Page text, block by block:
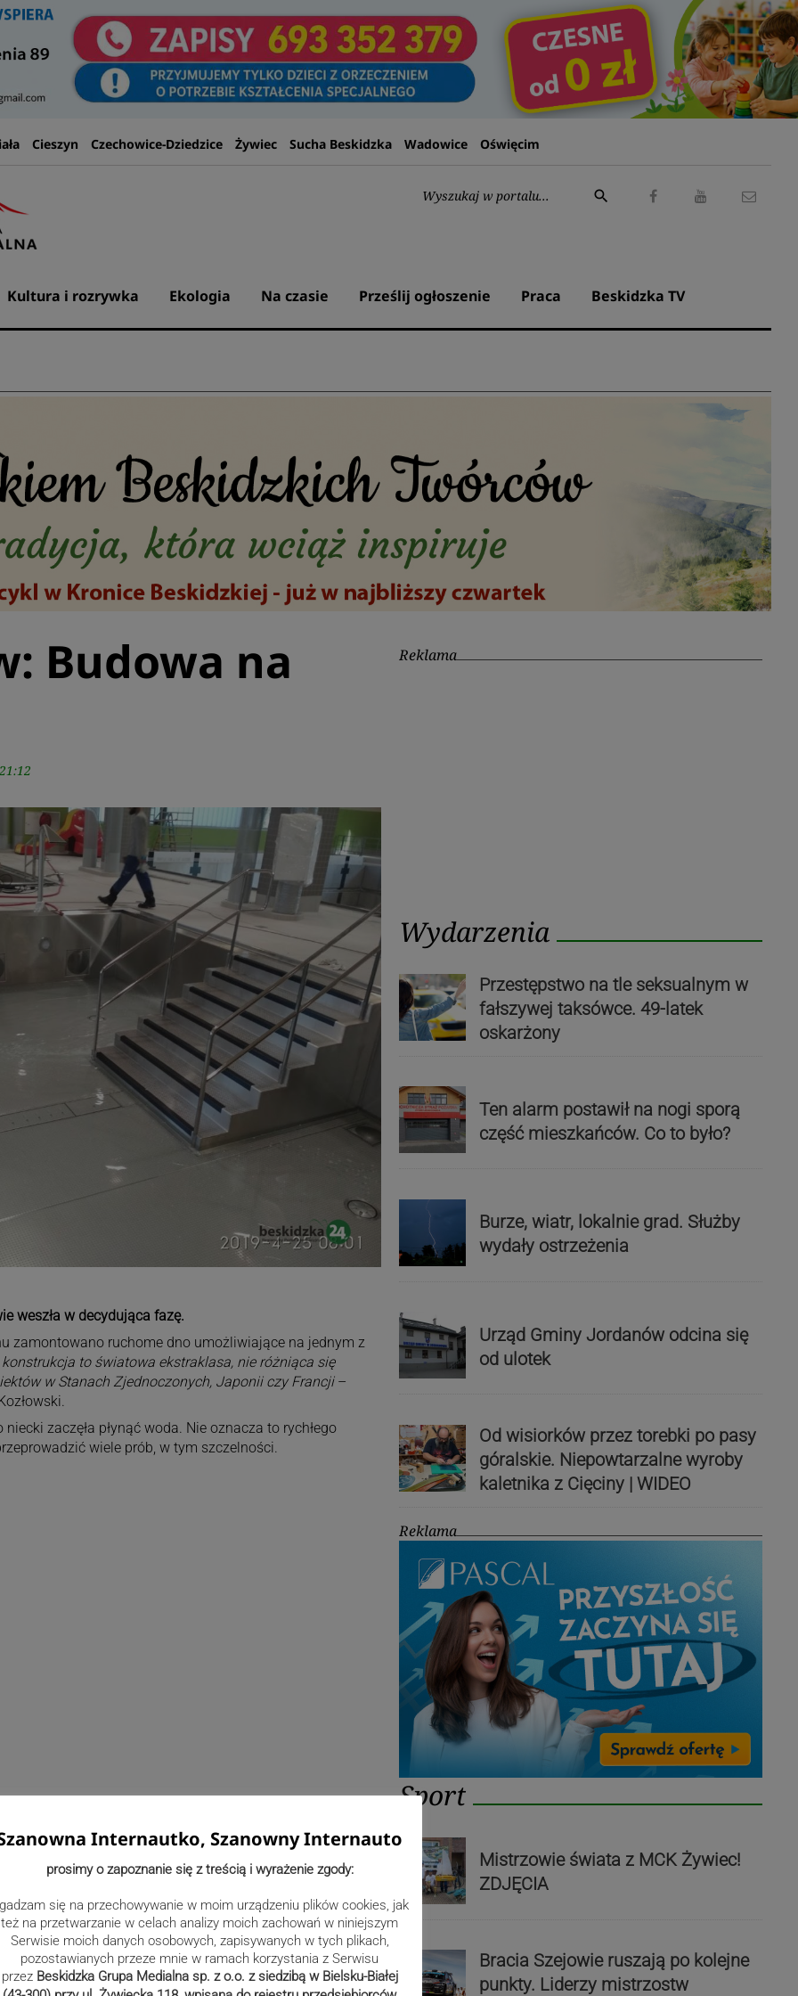
Cieszyn Czechowice-Dziedzice Żywiec Sucha Beskidzka Wadowice Oświęcim
Wyszukaj:
search
Kultura i rozrywka Ekologia Na czasie Prześlij ogłoszenie Praca Beskidzka TV
Budowa na
weszła w decydująca fazę.
zamontowano ruchome dno umożliwiające na jednym z
konstrukcja to światowa ekstraklasa, nie różniąca się
w Stanach Zjednoczonych, Japonii czy Francji–
zaczęła płynąć woda. Nie oznacza to rychłego
wiele prób, w tym szczelności.
wydaje się być niezagrożony, podobnie jak
pływalni. Budowa pochłonie ponad 28 mln zł.
Reklama
Wydarzenia
Przestępstwo na tle seksualnym w
fałszywej taksówce. 49-latek
oskarżony
Ten alarm postawił na nogi sporą
część mieszkańców. Co to było?
Burze, wiatr, lokalnie grad. Służby
wydały ostrzeżenia
Urząd Gminy Jordanów odcina się
od ulotek
Od wisiorków przez torebki po pasy
góralskie. Niepowtarzalne wyroby
kaletnika z Cięciny | WIDEO
Reklama
Sport
Mistrzowie świata z MCK Żywiec!
ZDJĘCIA
Bracia Szejowie ruszają po kolejne
punkty. Liderzy mistrzostw
Internautko, Szanowny Internauto
prosimy o zapoznanie się z treścią i wyrażenie zgody:
się na przechowywanie w moim urządzeniu plików cookies, jak
też na przetwarzanie w celach analizy moich zachowań w niniejszym
Serwisie moich danych osobowych, zapisywanych w tych plikach,
pozostawianych przeze mnie w ramach korzystania z Serwisu
przez Beskidzka Grupa Medialna sp. z o.o. z siedzibą w Bielsku-Białej